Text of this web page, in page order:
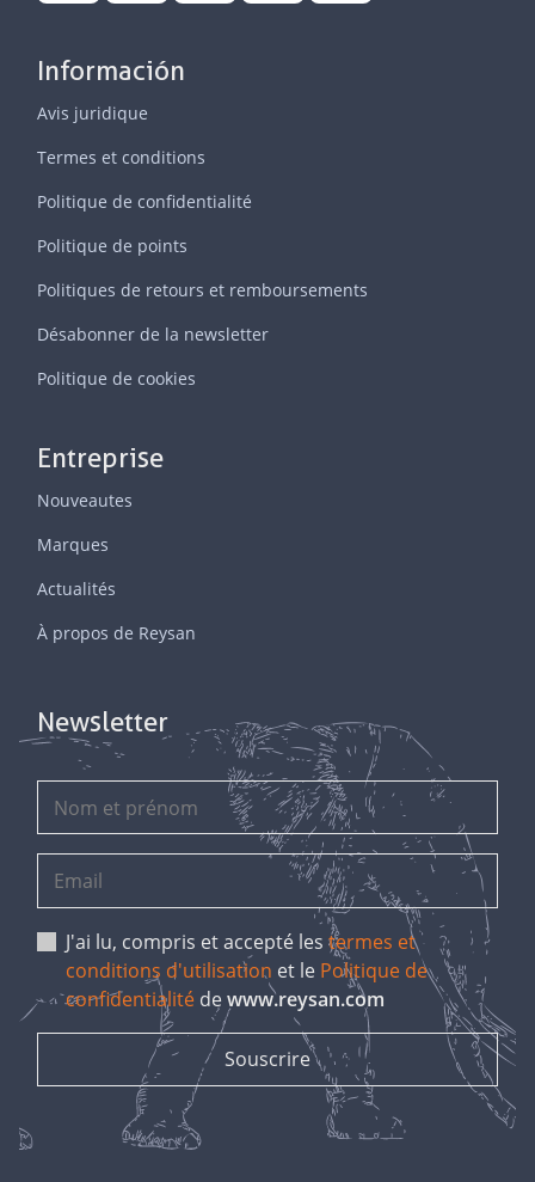
Información
Avis juridique
Termes et conditions
Politique de confidentialité
Politique de points
Politiques de retours et remboursements
Désabonner de la newsletter
Politique de cookies
Entreprise
Nouveautes
Marques
Actualités
À propos de Reysan
Newsletter
J'ai lu, compris et accepté lestermes et
conditions d'utilisation et le Politique de
confidentialité dewww.reysan.com